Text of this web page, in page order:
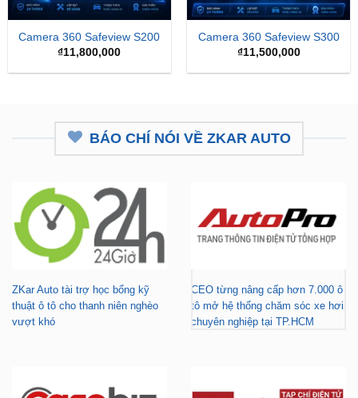
Camera 360 Safeview S200
₫11,800,000
Camera 360 Safeview S300
₫11,500,000
BÁO CHÍ NÓI VỀ ZKAR AUTO
ZKar Auto tài trợ học bổng kỹ
thuật ô tô cho thanh niên nghèo
vượt khó
CEO từng nâng cấp hơn 7.000 ô
tô mở hệ thống chăm sóc xe hơi
chuyên nghiệp tại TP.HCM